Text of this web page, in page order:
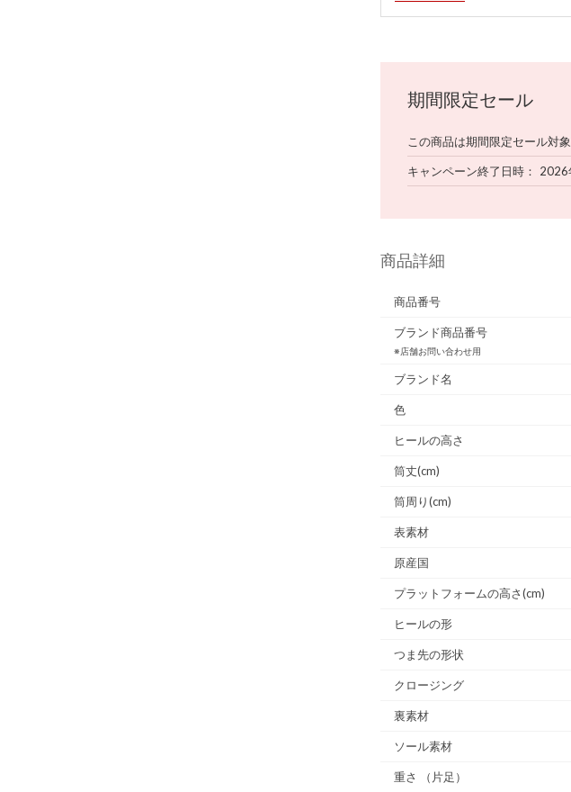
期間限定セール
この商品は期間限定セール対象
キャンペーン終了日時 2026
商品詳細
商品番号
ブランド商品番号
※店舗お問い合わせ用
ブランド名
色
ヒールの高さ
筒丈(cm)
筒周り(cm)
表素材
原産国
プラットフォームの高さ(cm)
ヒールの形
つま先の形状
クロージング
裏素材
ソール素材
重さ （片足）